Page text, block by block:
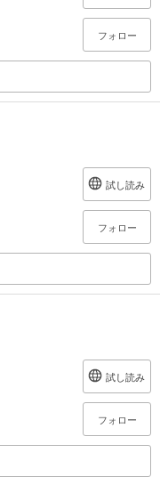
フォロー
試し読み
フォロー
試し読み
フォロー